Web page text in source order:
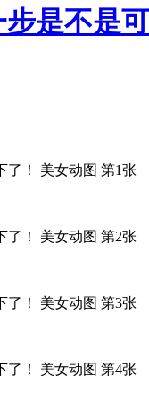
是不是